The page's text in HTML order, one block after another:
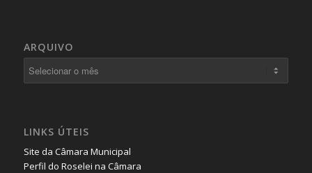
ARQUIVO
LINKS ÚTEIS
Site da Câmara Municipal
Perfil do Roselei na Câmara